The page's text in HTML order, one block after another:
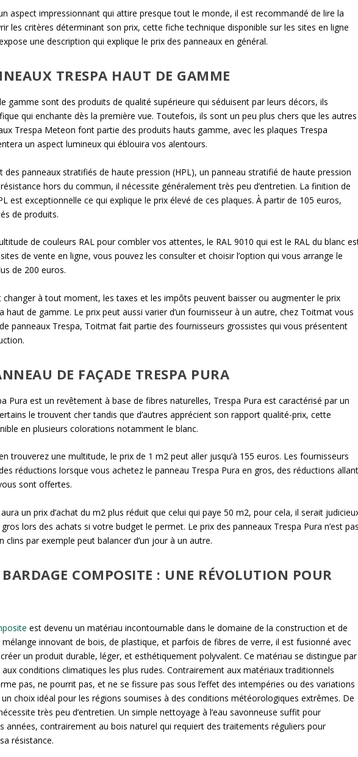
aspect impressionnant qui attire presque tout le monde, il est recommandé de lire la
les critères déterminant son prix, cette fiche technique disponible sur les sites en ligne
une description qui explique le prix des panneaux en général.
TRESPA HAUT DE GAMME
gamme sont des produits de qualité supérieure qui séduisent par leurs décors, ils
qui enchante dès la première vue. Toutefois, ils sont un peu plus chers que les autres
Trespa Meteon font partie des produits hauts gamme, avec les plaques Trespa
un aspect lumineux qui éblouira vos alentours.
panneaux stratifiés de haute pression (HPL), un panneau stratifié de haute pression
hors du commun, il nécessite généralement très peu d’entretien. La finition de
est exceptionnelle ce qui explique le prix élevé de ces plaques. À partir de 105 euros,
de produits.
de couleurs RAL pour combler vos attentes, le RAL 9010 qui est le RAL du blanc
de vente en ligne, vous pouvez les consulter et choisir l’option qui vous arrange le
de 200 euros.
changer à tout moment, les taxes et les impôts peuvent baisser ou augmenter le prix
haut de gamme. Le prix peut aussi varier d’un fournisseur à un autre, chez Toitmat vous
panneaux Trespa, Toitmat fait partie des fournisseurs grossistes qui vous présentent
DE FAÇADE TRESPA PURA
Pura est un revêtement à base de fibres naturelles, Trespa Pura est caractérisé par un
le trouvent cher tandis que d’autres apprécient son rapport qualité-prix, cette
en plusieurs colorations notamment le blanc.
trouverez une multitude, le prix de 1 m2 peut aller jusqu’à 155 euros. Les fournisseurs
réductions lorsque vous achetez le panneau Trespa Pura en gros, des réductions
sont offertes.
un prix d’achat du m2 plus réduit que celui qui paye 50 m2, pour cela, il serait
lors des achats si votre budget le permet. Le prix des panneaux Trespa Pura n’est
clins par exemple peut balancer d’un jour à un autre.
COMPOSITE : UNE RÉVOLUTION POUR
est devenu un matériau incontournable dans le domaine de la construction et de
mélange innovant de bois, de plastique, et parfois de fibres de verre, il est fusionné avec
un produit durable, léger, et esthétiquement polyvalent. Ce matériau se distingue par
conditions climatiques les plus rudes. Contrairement aux matériaux traditionnels
pas, ne pourrit pas, et ne se fissure pas sous l’effet des intempéries ou des variations
choix idéal pour les régions soumises à des conditions météorologiques extrêmes. De
très peu d’entretien. Un simple nettoyage à l’eau savonneuse suffit pour
années, contrairement au bois naturel qui requiert des traitements réguliers pour
résistance.